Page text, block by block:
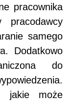
pracownika
samego
Dodatkowo
do
jakie może